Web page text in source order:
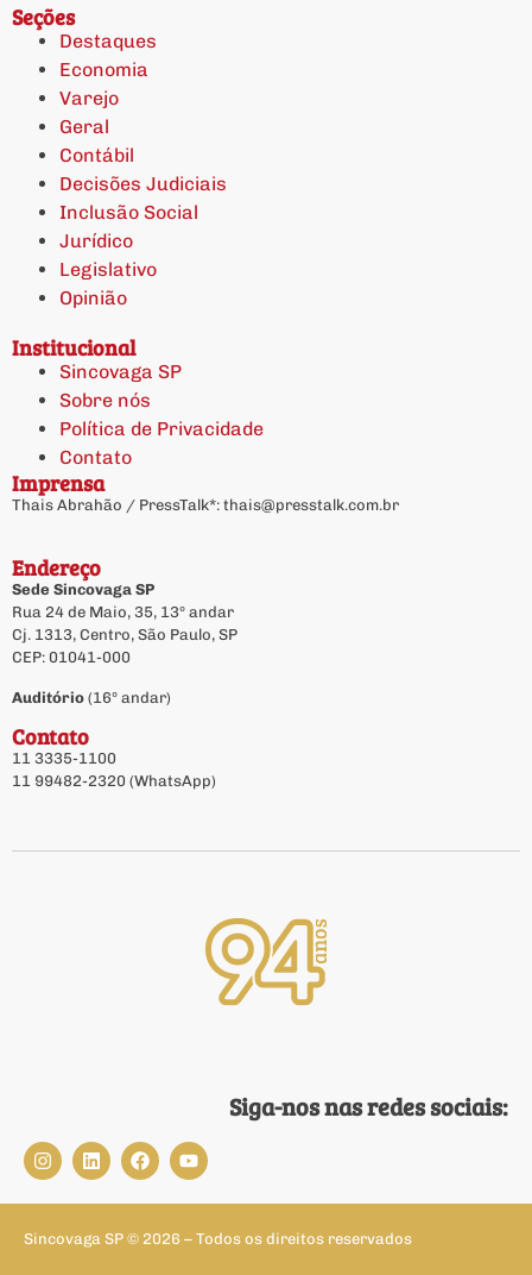
Seções
Destaques
Economia
Varejo
Geral
Contábil
Decisões Judiciais
Inclusão Social
Jurídico
Legislativo
Opinião
Institucional
Sincovaga SP
Sobre nós
Política de Privacidade
Contato
Imprensa
Thais Abrahão / PressTalk*: thais@presstalk.com.br
Endereço
Sede Sincovaga SP
Rua 24 de Maio, 35, 13º andar
Cj. 1313, Centro, São Paulo, SP
CEP: 01041-000
Auditório (16º andar)
Contato
11 3335-1100
11 99482-2320 (WhatsApp)
Siga-nos nas redes sociais:
Sincovaga SP © 2026 – Todos os direitos reservados